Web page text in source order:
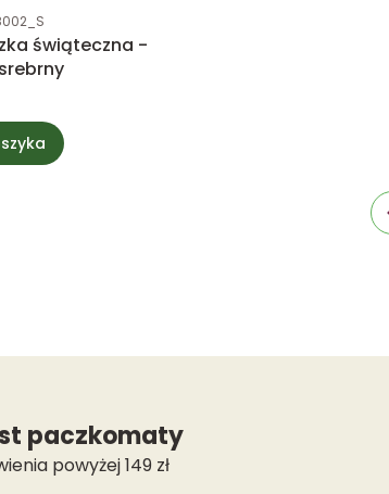
świąteczna -
paczkomaty
powyżej 149 zł